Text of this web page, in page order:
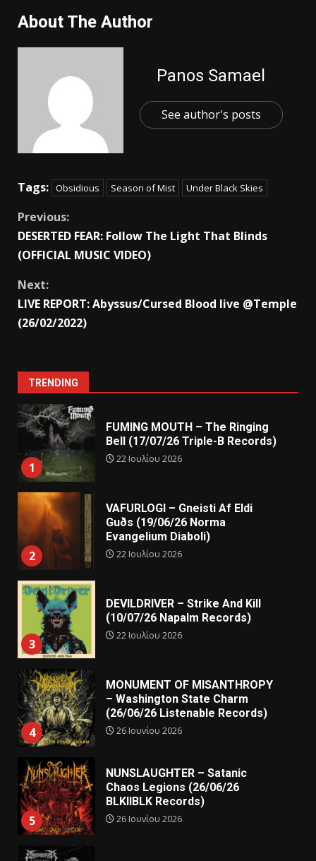
About The Author
Panos Samael
See author's posts
Tags: Obsidious Season of Mist Under Black Skies
Previous:
DESERTED FEAR: Follow The Light That Blinds
(OFFICIAL MUSIC VIDEO)
Next:
LIVE REPORT: Abyssus/Cursed Blood live @Temple
(26/02/2022)
TRENDING
1
FUMING MOUTH – The Ringing
Bell (17/07/26 Triple-B Records)
22 Ιουλίου 2026
2
VAFURLOGI – Gneisti Af Eldi
Guðs (19/06/26 Norma
Evangelium Diaboli)
22 Ιουλίου 2026
3
DEVILDRIVER – Strike And Kill
(10/07/26 Napalm Records)
22 Ιουλίου 2026
4
MONUMENT OF MISANTHROPY
– Washington State Charm
(26/06/26 Listenable Records)
26 Ιουνίου 2026
5
NUNSLAUGHTER – Satanic
Chaos Legions (26/06/26
BLKIIBLK Records)
26 Ιουνίου 2026